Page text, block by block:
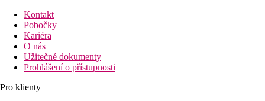
Kontakt
Pobočky
Kariéra
O nás
Užitečné dokumenty
Prohlášení o přístupnosti
Pro klienty